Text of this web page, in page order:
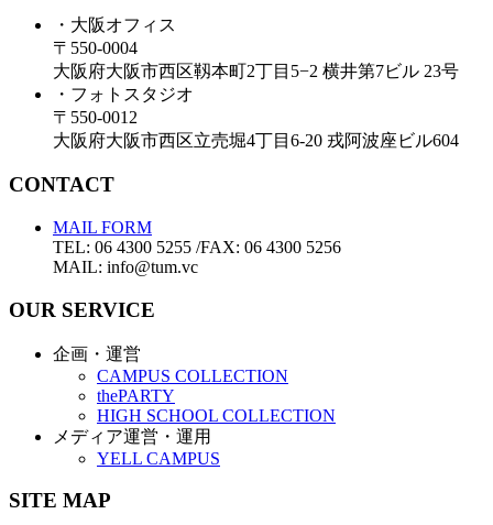
・大阪オフィス
〒550-0004
大阪府大阪市西区靱本町2丁目5−2 横井第7ビル 23号
・フォトスタジオ
〒550-0012
大阪府大阪市西区立売堀4丁目6-20 戎阿波座ビル604
CONTACT
MAIL FORM
TEL: 06 4300 5255 /FAX: 06 4300 5256
MAIL: info@tum.vc
OUR SERVICE
企画・運営
CAMPUS COLLECTION
thePARTY
HIGH SCHOOL COLLECTION
メディア運営・運用
YELL CAMPUS
SITE MAP